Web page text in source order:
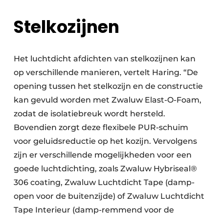
Stelkozijnen
Het luchtdicht afdichten van stelkozijnen kan
op verschillende manieren, vertelt Haring. “De
opening tussen het stelkozijn en de constructie
kan gevuld worden met Zwaluw Elast-O-Foam,
zodat de isolatiebreuk wordt hersteld.
Bovendien zorgt deze flexibele PUR-schuim
voor geluidsreductie op het kozijn. Vervolgens
zijn er verschillende mogelijkheden voor een
goede luchtdichting, zoals Zwaluw Hybriseal®
306 coating, Zwaluw Luchtdicht Tape (damp-
open voor de buitenzijde) of Zwaluw Luchtdicht
Tape Interieur (damp-remmend voor de